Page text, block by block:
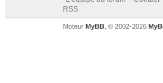
RSS
Moteur MyBB , © 2002-2026